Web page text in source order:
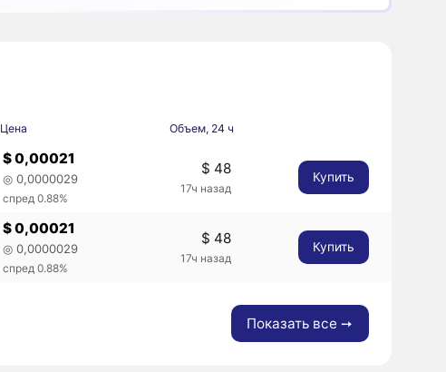
Цена Объем, 24 ч
$ 0,00021
◎ 0,0000029
спред 0.88%
$ 48
17ч назад
Купить
$ 0,00021
◎ 0,0000029
спред 0.88%
$ 48
17ч назад
Купить
Показать все ➙